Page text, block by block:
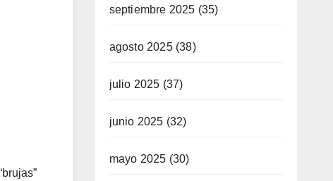
septiembre 2025 (35)
agosto 2025(38)
julio 2025 (37)
junio 2025 (32)
mayo 2025 (30)